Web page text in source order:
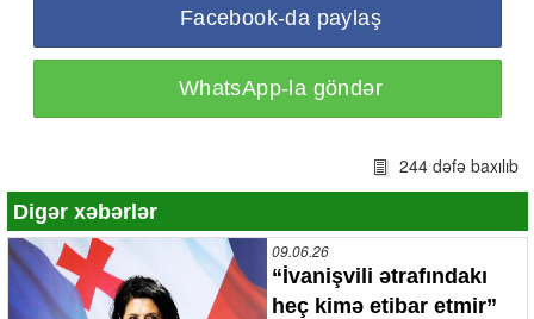
Facebook-da paylaş
WhatsApp-la göndər
244 dəfə baxılıb
Digər xəbərlər
09.06.26
“İvanişvili ətrafındakı
heç kimə etibar etmir”